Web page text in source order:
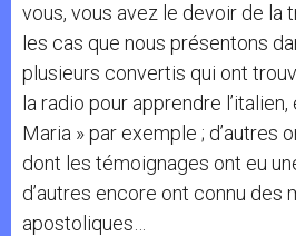
vous, vous avez le devoir de la
les cas que nous présentons
plusieurs convertis qui ont
la radio pour apprendre
Maria » par exemple ; d’autres
dont les témoignages ont eu
d’autres encore ont connu des
apostoliques…